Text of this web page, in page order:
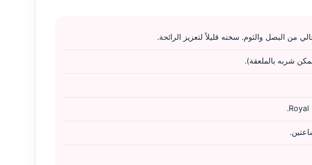
من البصل والثوم. سخنه قليلاً لتعزيز الرائحة.
شربه بالملعقة).